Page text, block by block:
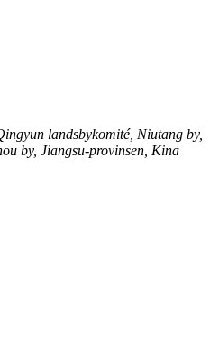
landsbykomité, Niutang by,
by, Jiangsu-provinsen, Kina